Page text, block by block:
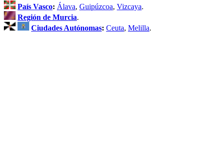
País Vasco: Álava, Guipúzcoa, Vizcaya.
Región de Murcia.
Ciudades Autónomas: Ceuta, Melilla.